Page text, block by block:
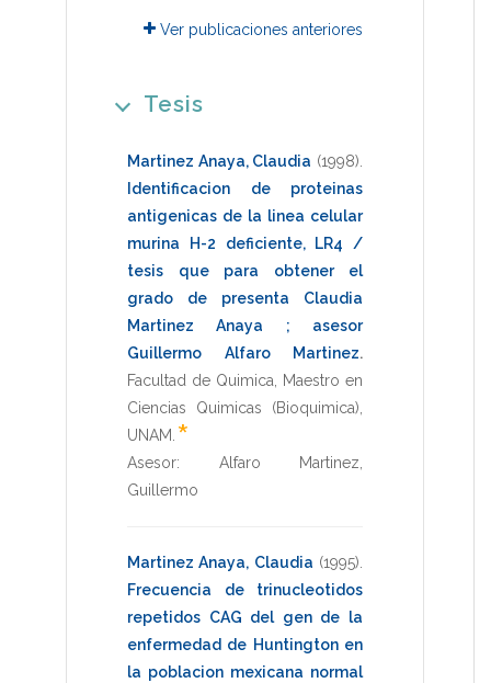
Ver publicaciones anteriores
Tesis
Martinez Anaya, Claudia (1998)
Identificacion de proteinas
antigenicas de la linea celular
murina H-2 deficiente, LR4 /
tesis que para obtener el
grado de presenta Claudia
Martinez Anaya ; asesor
Guillermo Alfaro Martinez.
Facultad de Quimica
Maestro en
Ciencias Quimicas (Bioquimica)
UNAM *
Asesor: Alfaro Martinez,
Guillermo
Martinez Anaya, Claudia (1995)
Frecuencia de trinucleotidos
repetidos CAG del gen de la
enfermedad de Huntington en
la poblacion mexicana normal